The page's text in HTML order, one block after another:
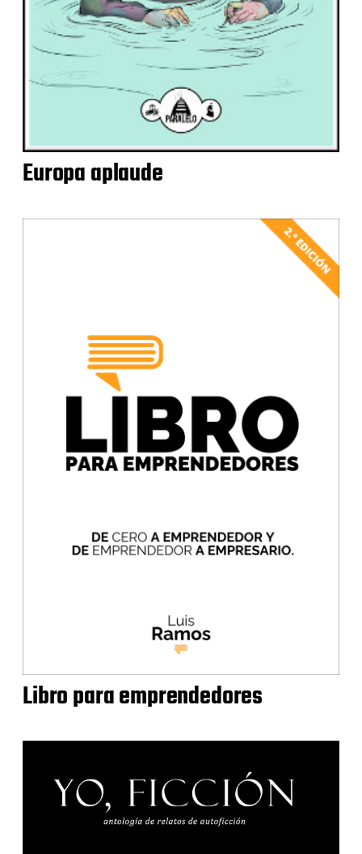
Europa aplaude
Libro para emprendedores